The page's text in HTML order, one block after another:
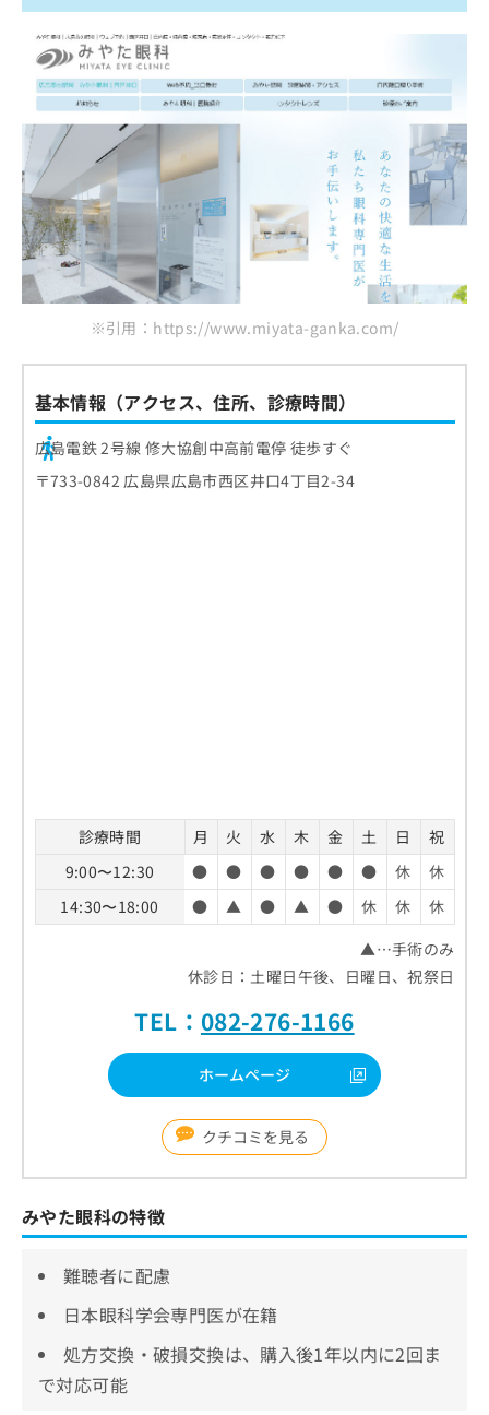
※引用：https://www.miyata-ganka.com/
基本情報（アクセス、住所、診療時間）
広島電鉄 2号線 修大協創中高前電停 徒歩すぐ
〒733-0842 広島県広島市西区井口4丁目2-34
診療時間 月 火 水 木 金 土 日
祝
9:00〜12:30
● ● ● ● ● ● 休
休
14:30〜18:00
● ▲ ● ▲ ● 休 休
休
▲…手術のみ
休診日：土曜日午後、日曜日、祝祭日
TEL： 082-276-1166
ホームページ
クチコミを見る
みやた眼科の特徴
難聴者に配慮
日本眼科学会専門医が在籍
処方交換・破損交換は、購入後1年以内に2回ま
で対応可能